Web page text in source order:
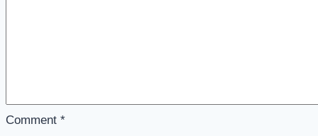
Comment *